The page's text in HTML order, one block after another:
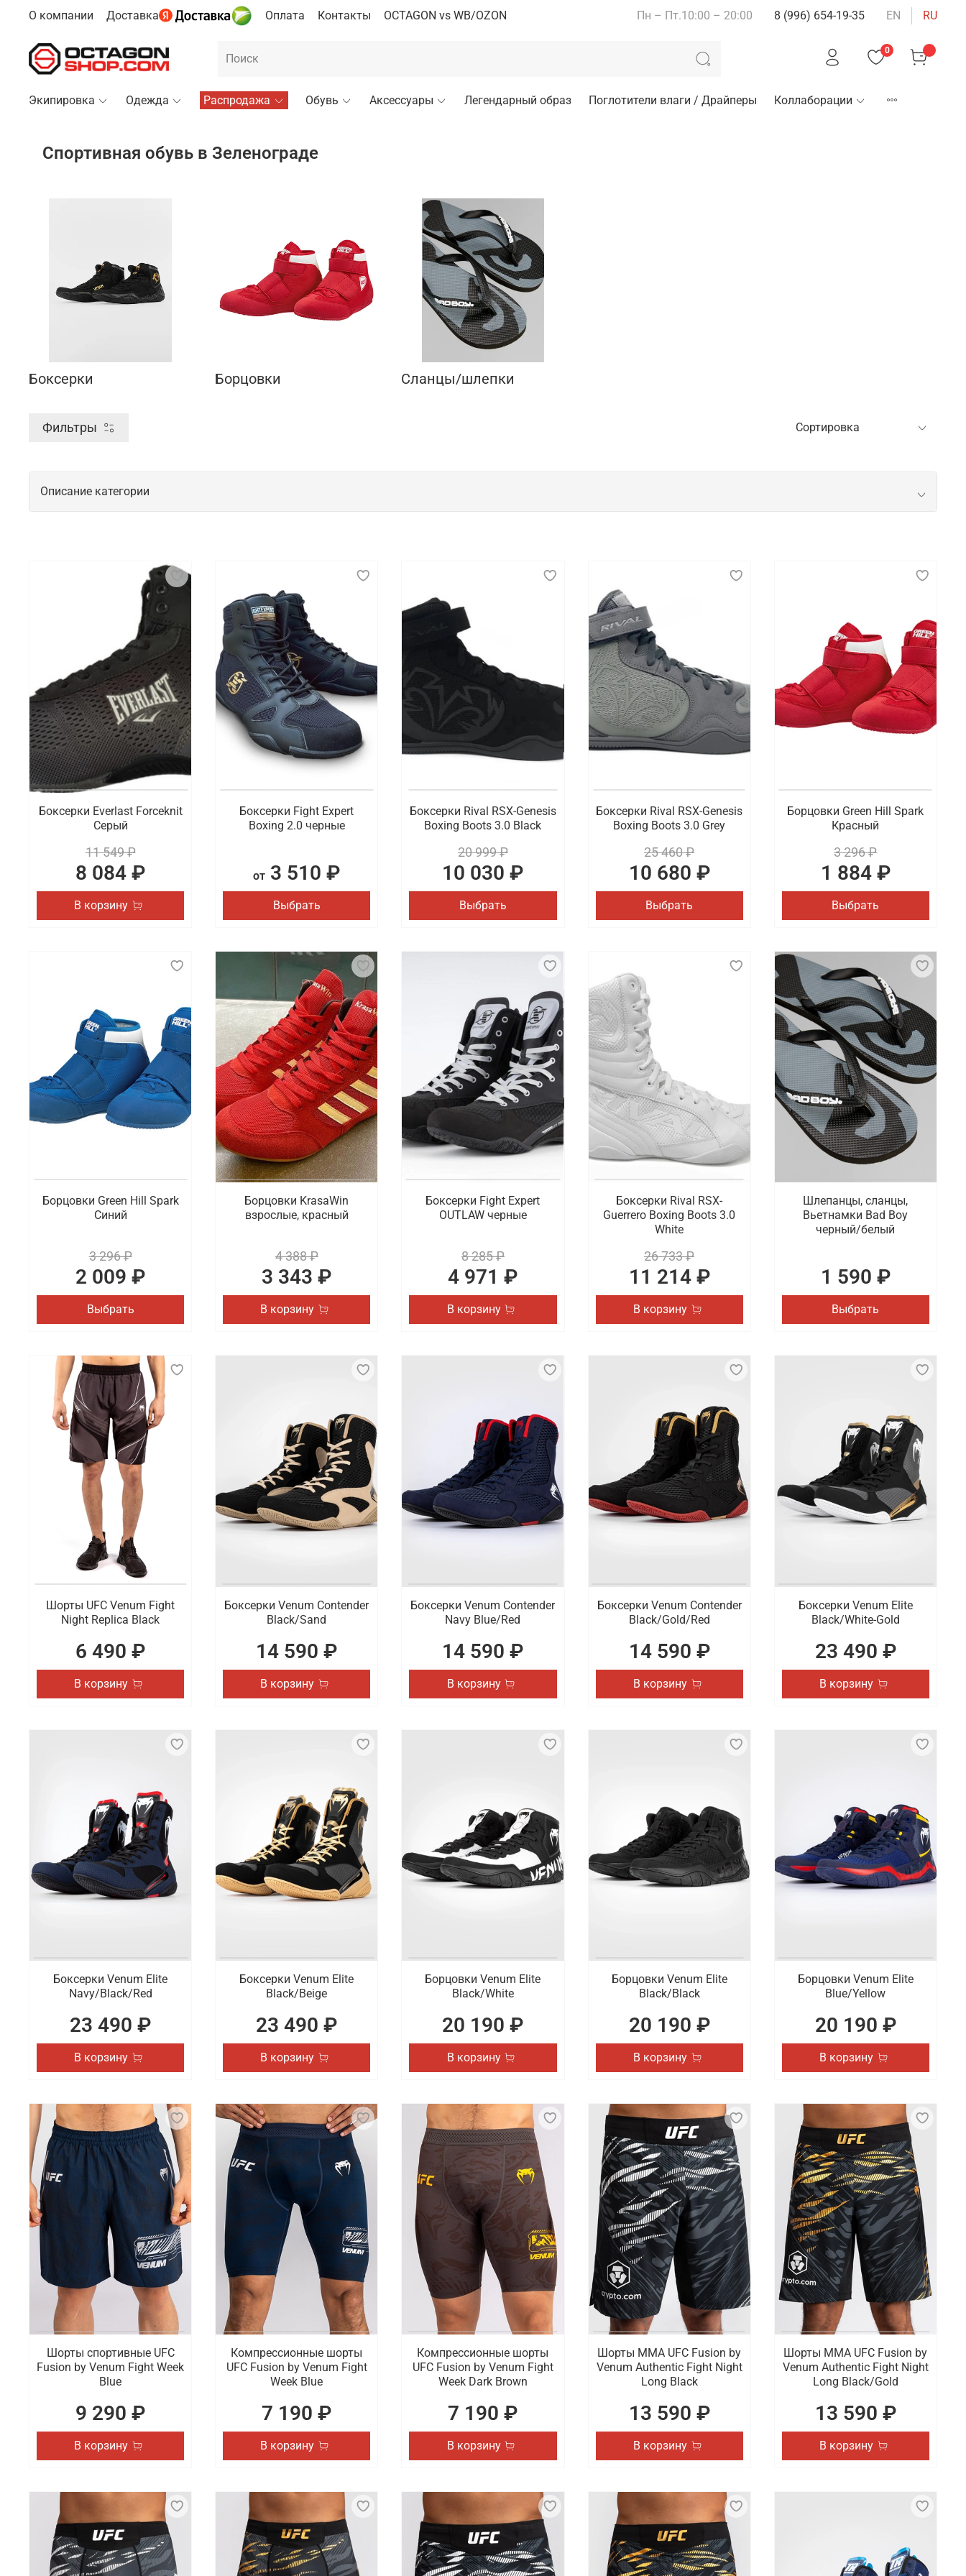
О компании Доставка Оплата Контакты OCTAGON vs WB/OZON Пн – Пт.10:00 – 20:00 8 (996) 654-19-35 EN RU
0
Экипировка Одежда Распродажа Обувь Аксессуары Легендарный образ Поглотители влаги / Драйперы Коллаборации
Спортивная обувь в Зеленограде
Боксерки Борцовки Сланцы/шлепки
Фильтры
Описание категории
требуется пара с хорошей амортизацией и стабильной подошвой, которая помогает предотвратить травмы и обеспечивает правильное распределение нагрузки
на стопу. Такая обувь должна быть удобной, легкой и достаточно универсальной, чтобы подходить для разных видов физической активности.
Что мы предлагаем на выбор
Обувь имеет такое же повышенное значение в образе спортсмена, как и одежда. Для создания комфортных условий во время тренировки или соревнования
важно выбрать для себя идеальную пару. Мы хотим предложить боксерки и борцовки, представленные в разных дизайнах и расцветках. Также в наличии
сланцы и шлепки из коллекций спортивных брендов.
Где заказать профессиональную обувь для спорта с удобной доставкой в Зеленограде
В интернет-магазине Octagon Shop можно по выгодной цене купить спортивную обувь самого высокого качества. В ассортименте представлены модели от
популярных брендов, которые уверенно держатся на рынке профессиональной экипировки для спорта. Есть удобная доставка оформленных покупок по
Зеленограду и всей России.
Боксерки Everlast Forceknit
Серый
11 549 ₽
8 084 ₽
В корзину
Боксерки Fight Expert
Boxing 2.0 черные
от 3 510 ₽
Выбрать
Боксерки Rival RSX-Genesis
Boxing Boots 3.0 Black
20 999 ₽
10 030 ₽
Выбрать
Боксерки Rival RSX-Genesis
Boxing Boots 3.0 Grey
25 460 ₽
10 680 ₽
Выбрать
Борцовки Green Hill Spark
Красный
3 296 ₽
1 884 ₽
Выбрать
Борцовки Green Hill Spark
Синий
3 296 ₽
2 009 ₽
Выбрать
Борцовки KrasaWin
взрослые, красный
4 388 ₽
3 343 ₽
В корзину
Боксерки Fight Expert
OUTLAW черные
8 285 ₽
4 971 ₽
В корзину
Боксерки Rival RSX-
Guerrero Boxing Boots 3.0
White
26 733 ₽
11 214 ₽
В корзину
Шлепанцы, сланцы,
Вьетнамки Bad Boy
черный/белый
1 590 ₽
Выбрать
Шорты UFC Venum Fight
Night Replica Black
6 490 ₽
В корзину
Боксерки Venum Contender
Black/Sand
14 590 ₽
В корзину
Боксерки Venum Contender
Navy Blue/Red
14 590 ₽
В корзину
Боксерки Venum Contender
Black/Gold/Red
14 590 ₽
В корзину
Боксерки Venum Elite
Black/White-Gold
23 490 ₽
В корзину
Боксерки Venum Elite
Navy/Black/Red
23 490 ₽
В корзину
Боксерки Venum Elite
Black/Beige
23 490 ₽
В корзину
Борцовки Venum Elite
Black/White
20 190 ₽
В корзину
Борцовки Venum Elite
Black/Black
20 190 ₽
В корзину
Борцовки Venum Elite
Blue/Yellow
20 190 ₽
В корзину
Шорты спортивные UFC
Fusion by Venum Fight Week
Blue
9 290 ₽
В корзину
Компрессионные шорты
UFC Fusion by Venum Fight
Week Blue
7 190 ₽
В корзину
Компрессионные шорты
UFC Fusion by Venum Fight
Week Dark Brown
7 190 ₽
В корзину
Шорты ММА UFC Fusion by
Venum Authentic Fight Night
Long Black
13 590 ₽
В корзину
Шорты ММА UFC Fusion by
Venum Authentic Fight Night
Long Black/Gold
13 590 ₽
В корзину